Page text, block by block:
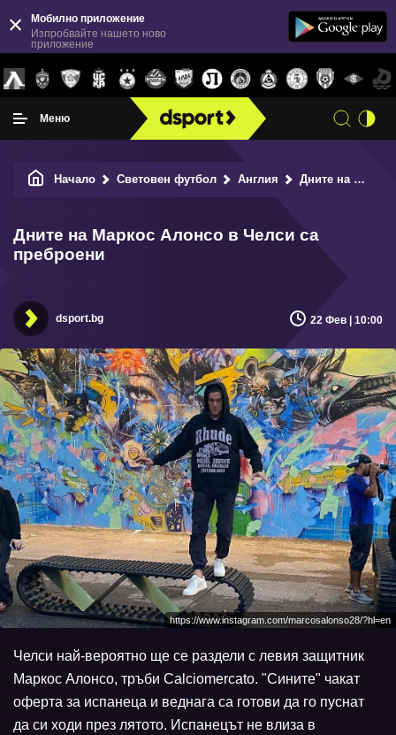
Мобилно приложение
Изпробвайте нашето ново
приложение
Меню
Начало Световен футбол Англия Дните на Маркос Алонсо в Челси са преброени
Дните на Маркос Алонсо в Челси са
преброени
dsport.bg 22 Фев | 10:00
https://www.instagram.com/marcosalonso28/?hl=en
Челси най-вероятно ще се раздели с левия защитник
Маркос Алонсо, тръби Calciomercato. "Сините" чакат
оферта за испанеца и веднага са готови да го пуснат
да си ходи през лятото. Испанецът не влиза в